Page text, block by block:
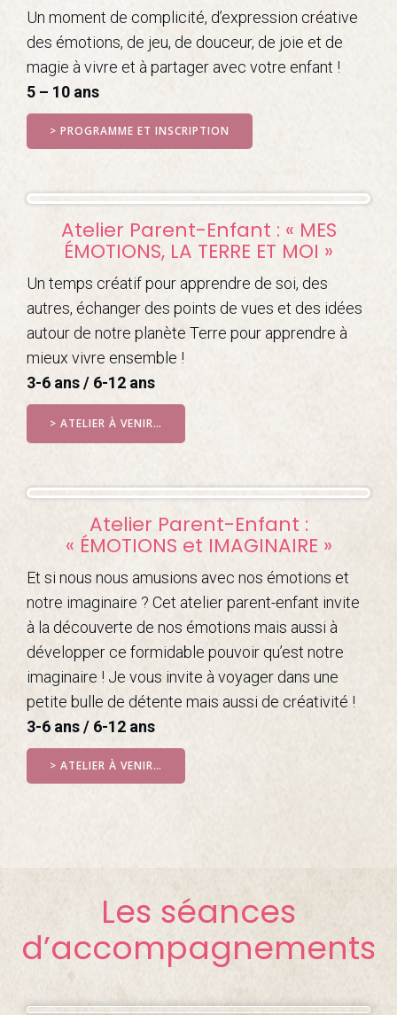
Un moment de complicité, d’expression créative
des émotions, de jeu, de douceur, de joie et de
magie à vivre et à partager avec votre enfant !
5 – 10 ans
> PROGRAMME ET INSCRIPTION
Atelier Parent-Enfant : « MES
ÉMOTIONS, LA TERRE ET MOI »
Un temps créatif pour apprendre de soi, des
autres, échanger des points de vues et des idées
autour de notre planète Terre pour apprendre à
mieux vivre ensemble !
3-6 ans / 6-12 ans
> ATELIER À VENIR…
Atelier Parent-Enfant :
« ÉMOTIONS et IMAGINAIRE »
Et si nous nous amusions avec nos émotions et
notre imaginaire ? Cet atelier parent-enfant invite
à la découverte de nos émotions mais aussi à
développer ce formidable pouvoir qu’est notre
imaginaire ! Je vous invite à voyager dans une
petite bulle de détente mais aussi de créativité !
3-6 ans / 6-12 ans
> ATELIER À VENIR…
Les séances
d’accompagnements